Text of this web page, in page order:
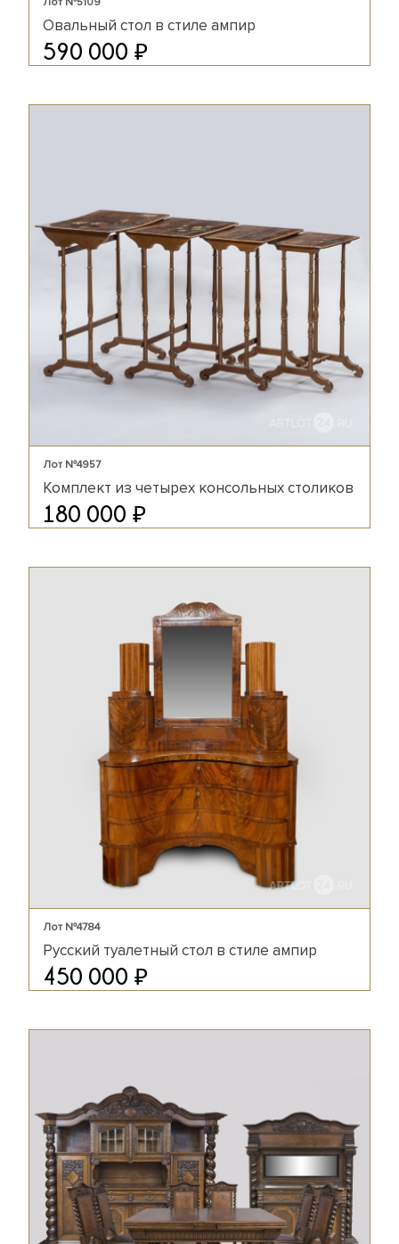
Овальный стол в стиле ампир
590 000 ₽
Лот №4957
Комплект из четырех консольных столиков
180 000 ₽
Лот №4784
Русский туалетный стол в стиле ампир
450 000 ₽